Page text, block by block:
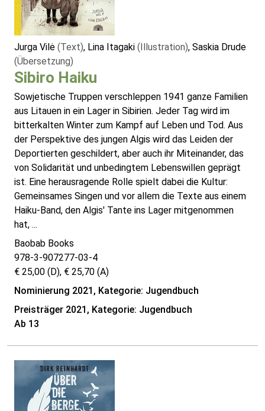
Jurga Vilė (Text), Lina Itagaki (Illustration), Saskia Drude
(Übersetzung)
Sibiro Haiku
Sowjetische Truppen verschleppen 1941 ganze Familien
aus Litauen in ein Lager in Sibirien. Jeder Tag wird im
bitterkalten Winter zum Kampf auf Leben und Tod. Aus
der Perspektive des jungen Algis wird das Leiden der
Deportierten geschildert, aber auch ihr Miteinander, das
von Solidarität und unbedingtem Lebenswillen geprägt
ist. Eine herausragende Rolle spielt dabei die Kultur:
Gemeinsames Singen und vor allem die Texte aus einem
Haiku-Band, den Algis' Tante ins Lager mitgenommen
hat, ...
Baobab Books
978-3-907277-03-4
€ 25,00 (D), € 25,70 (A)
Nominierung 2021, Kategorie: Jugendbuch
Preisträger 2021, Kategorie: Jugendbuch
Ab 13